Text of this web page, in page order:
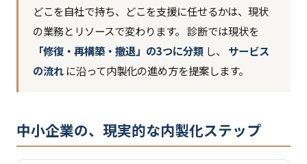
どこを自社で持ち、どこを支援に任せるかは、現状
の業務とリソースで変わります。 診断では現状を
「修復・再構築・撤退」の3つに分類し、 サービス
の流れに沿って内製化の進め方を提案します。
中小企業の、現実的な内製化ステップ